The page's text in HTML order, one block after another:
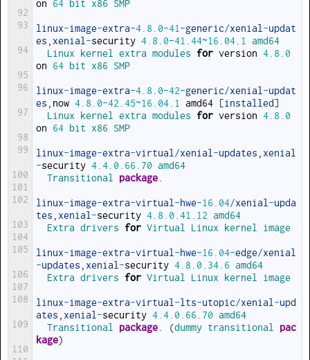
92
93
94
95
96
97
98
99
100
101
102
103
104
105
106
107
108
109
110
on
64 bit x86 SMP
linux-image-extra-4.8.0-41 -generic/xenial -updat
es
xenial -security 4.8.0-41.44~16.04.1
amd64
Linux
kernel extra modules for version 4.8.0
on
64 bit x86 SMP
linux-image-extra-4.8.0-42-generic/xenial -updat
es
now 4.8.0-42.45~16.04.1 amd64 [installed]
Linux
kernel extra modules for version 4.8.0
on
64 bit x86 SMP
linux-image-extra-virtual /xenial -updates
xenial
-security 4.4.0.66.70 amd64
Transitional package
linux-image-extra-virtual -hwe-16.04/xenial -upda
tes
xenial -security 4.8.0.41.12 amd64
Extra drivers for Virtual Linux kernel image
linux-image-extra-virtual -hwe-16.04-edge/xenial
-updates xenial -security 4.8.0.34.6 amd64
Extra drivers for Virtual Linux kernel image
linux-image-extra-virtual -lts-utopic/xenial -upd
ates
xenial -security 4.4.0.66.70 amd64
Transitional package (dummy transitional pac
kage)